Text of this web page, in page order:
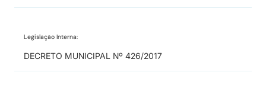
Legislação Interna:
DECRETO MUNICIPAL Nº 426/2017